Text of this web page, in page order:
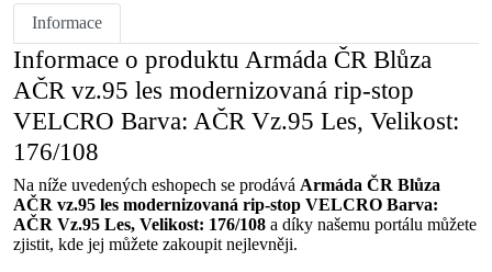
Informace
Informace o produktu Armáda ČR Blůza
AČR vz.95 les modernizovaná rip-stop
VELCRO Barva: AČR Vz.95 Les, Velikost:
176/108
Na níže uvedených eshopech se prodává Armáda ČR Blůza
AČR vz.95 les modernizovaná rip-stop VELCRO Barva:
AČR Vz.95 Les, Velikost: 176/108 a díky našemu portálu můžete
zjistit, kde jej můžete zakoupit nejlevněji.